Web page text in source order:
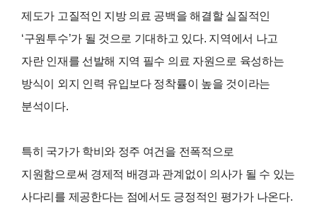
제도가 고질적인 지방 의료 공백을 해결할 실질적인
‘구원투수’가 될 것으로 기대하고 있다. 지역에서 나고
자란 인재를 선발해 지역 필수 의료 자원으로 육성하는
방식이 외지 인력 유입보다 정착률이 높을 것이라는
분석이다.
특히 국가가 학비와 정주 여건을 전폭적으로
지원함으로써 경제적 배경과 관계없이 의사가 될 수 있는
사다리를 제공한다는 점에서도 긍정적인 평가가 나온다.